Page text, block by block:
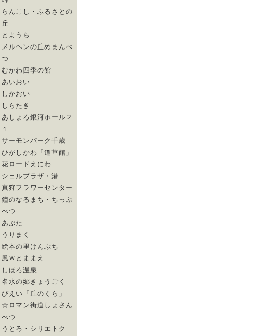
らんこし・ふるさとの
丘
とようら
メルヘンの丘めまんべ
つ
むかわ四季の館
あいおい
しかおい
しらたき
あしょろ銀河ホール２
１
サーモンパーク千歳
ひがしかわ「道草館」
花ロードえにわ
シェルプラザ・港
真狩フラワーセンター
鐘のなるまち・ちっぷ
べつ
あぷた
うりまく
絵本の里けんぶち
風Ｗとままえ
しほろ温泉
名水の郷きょうごく
びえい「丘のくら」
☆ロマン街道しょさん
べつ
うとろ・シリエトク